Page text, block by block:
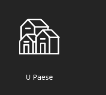
U Paese